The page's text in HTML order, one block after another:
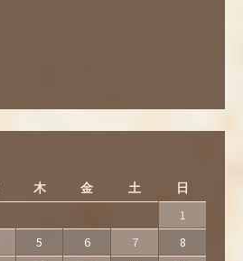
木 金 土 日
1
5 6 7
8